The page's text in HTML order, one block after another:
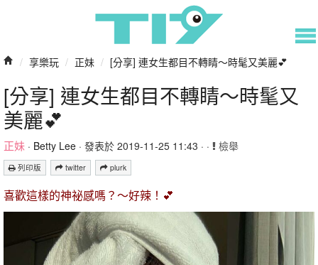
/ 享樂玩 / 正妹 / [分享] 連女生都目不轉睛～時髦又美麗💕
[分享] 連女生都目不轉睛～時髦又
美麗💕
正妹 · Betty Lee · 發表於 2019-11-25 11:43 · · 檢舉
列印版 twitter plurk
喜歡這樣的神祕感嗎？～好辣！💕